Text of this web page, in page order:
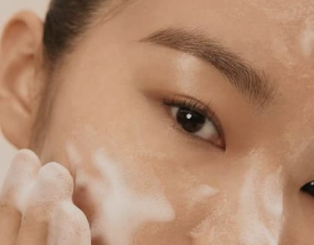
আর উজ্জ্বল। মাসে ১-২ বার এই হোম ফেশিয়াল
করলেই ত্বকে দারুণ জেল্লা আসবে।
Image credits: Freepik